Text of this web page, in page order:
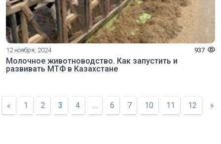
12 ноября, 2024 937
Молочное животноводство. Как запустить и
развивать МТФ в Казахстане
« 1 2 3 4 ... 6 7 10 11 12 »